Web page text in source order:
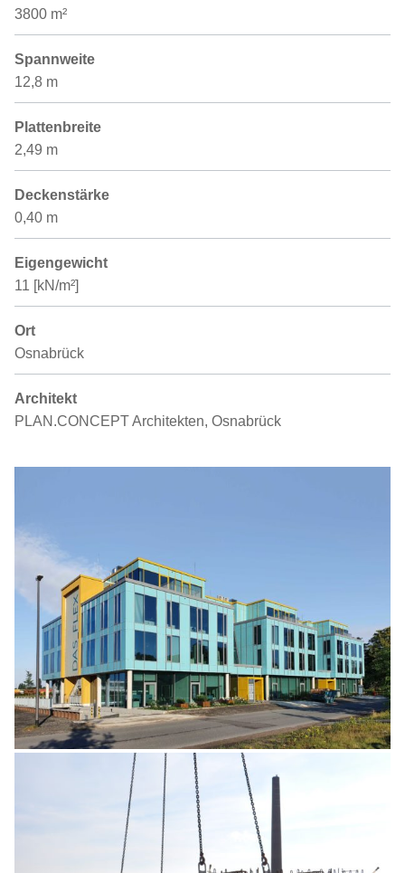
3800 m²
Spannweite
12,8 m
Plattenbreite
2,49 m
Deckenstärke
0,40 m
Eigengewicht
11 [kN/m²]
Ort
Osnabrück
Architekt
PLAN.CONCEPT Architekten, Osnabrück